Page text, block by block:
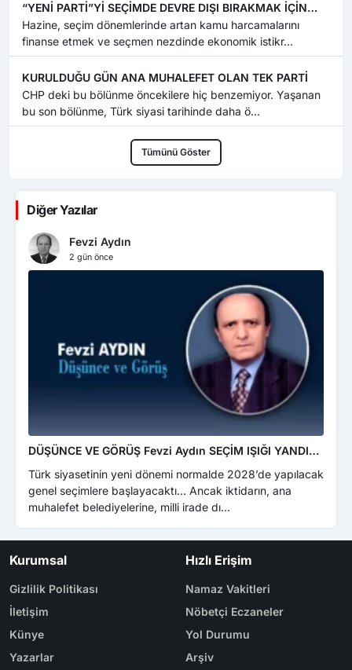
“YENİ PARTİ”Yİ SEÇİMDE DEVRE DIŞI BIRAKMAK İÇİN
DÜĞMEYE Mİ BASILDI ?
Hazine, seçim dönemlerinde artan kamu harcamalarını
finanse etmek ve seçmen nezdinde ekonomik istikr...
KURULDUĞU GÜN ANA MUHALEFET OLAN TEK PARTİ
CHP deki bu bölünme öncekilere hiç benzemiyor. Yaşanan
bu son bölünme, Türk siyasi tarihinde daha ö...
Tümünü Göster
Diğer Yazılar
Fevzi Aydın
2 gün önce
DÜŞÜNCE VE GÖRÜŞ Fevzi Aydın SEÇİM IŞIĞI YANDI…
Türk siyasetinin yeni dönemi normalde 2028’de yapılacak
genel seçimlere başlayacaktı… Ancak iktidarın, ana
muhalefet belediyelerine, milli irade dı...
Kurumsal
Gizlilik Politikası
İletişim
Künye
Yazarlar
Hızlı Erişim
Namaz Vakitleri
Nöbetçi Eczaneler
Yol Durumu
Arşiv